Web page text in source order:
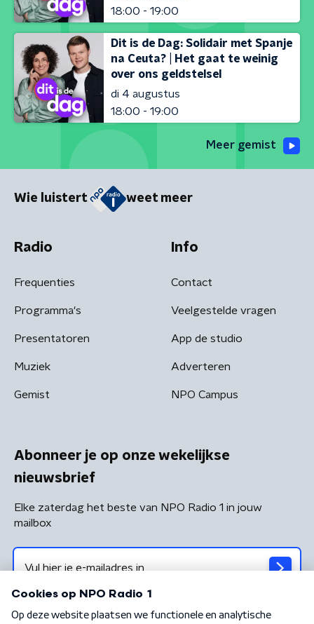
18:00 - 19:00
Dit is de Dag: Solidair met Spanje
na Ceuta? | Het gaat te weinig
over ons geldstelsel
di 4 augustus
18:00 - 19:00
Meer gemist
Wie luistert weet meer
Radio
Frequenties
Programma's
Presentatoren
Muziek
Gemist
Info
Contact
Veelgestelde vragen
App de studio
Adverteren
NPO Campus
Abonneer je op onze wekelijkse
nieuwsbrief
Elke zaterdag het beste van NPO Radio 1 in jouw
mailbox